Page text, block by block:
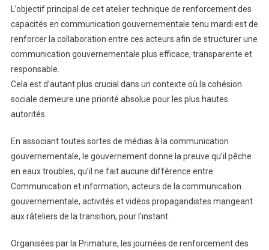
L’objectif principal de cet atelier technique de renforcement des
capacités en communication gouvernementale tenu mardi est de
renforcer la collaboration entre ces acteurs afin de structurer une
communication gouvernementale plus efficace, transparente et
responsable.
Cela est d’autant plus crucial dans un contexte où la cohésion
sociale demeure une priorité absolue pour les plus hautes
autorités.
En associant toutes sortes de médias à la communication
gouvernementale, le gouvernement donne la preuve qu’il pêche
en eaux troubles, qu’il ne fait aucune différence entre
Communication et information, acteurs de la communication
gouvernementale, activités et vidéos propagandistes mangeant
aux râteliers de la transition, pour l’instant.
Organisées par la Primature, les journées de renforcement des